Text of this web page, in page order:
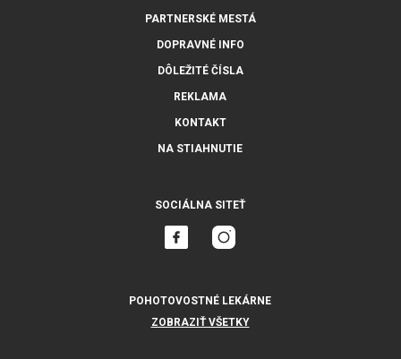
PARTNERSKÉ MESTÁ
DOPRAVNÉ INFO
DÔLEŽITÉ ČÍSLA
REKLAMA
KONTAKT
NA STIAHNUTIE
SOCIÁLNA SITEŤ
POHOTOVOSTNÉ LEKÁRNE
ZOBRAZIŤ VŠETKY